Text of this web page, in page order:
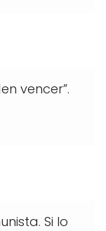
vencer”.
Si lo